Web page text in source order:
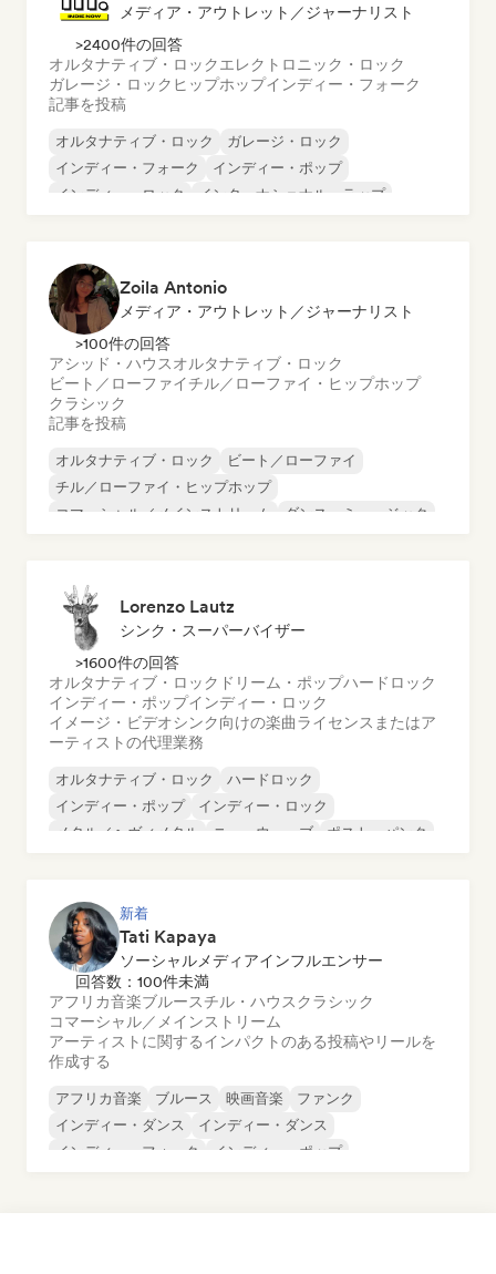
メディア・アウトレット／ジャーナリスト
>2400件の回答
オルタナティブ・ロックエレクトロニック・ロック
ガレージ・ロック ヒップホップインディー・フォーク
記事を投稿
オルタナティブ・ロック
ガレージ・ロック
インディー・フォーク
インディー・ポップ
インディー・ロック
インターナショナル・ラップ
Zoila Antonio
メディア・アウトレット／ジャーナリスト
>100件の回答
アシッド・ハウスオルタナティブ・ロック
ビート／ローファイチル／ローファイ・ヒップホップ
クラシック
記事を投稿
オルタナティブ・ロック
ビート／ローファイ
チル／ローファイ・ヒップホップ
コマーシャル／メインストリーム
ダンス・ミュージック
Lorenzo Lautz
シンク・スーパーバイザー
>1600件の回答
オルタナティブ・ロック ドリーム・ポップハードロック
インディー・ポップインディー・ロック
イメージ・ビデオシンク向けの楽曲ライセンスまたはア
ーティストの代理業務
オルタナティブ・ロック
ハードロック
インディー・ポップ
インディー・ロック
メタル／ヘヴィメタル
ニューウェーブ
ポスト・パンク
新着
Tati Kapaya
ソーシャルメディアインフルエンサー
回答数：100件未満
アフリカ音楽ブルースチル・ハウスクラシック
コマーシャル／メインストリーム
アーティストに関するインパクトのある投稿やリールを
作成する
アフリカ音楽 ブルース 映画音楽
ファンク
インディー・ダンス
インディー・ダンス
インディー・フォーク
インディー・ポップ